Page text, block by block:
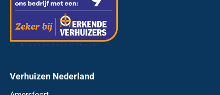
Verhuizen Nederland